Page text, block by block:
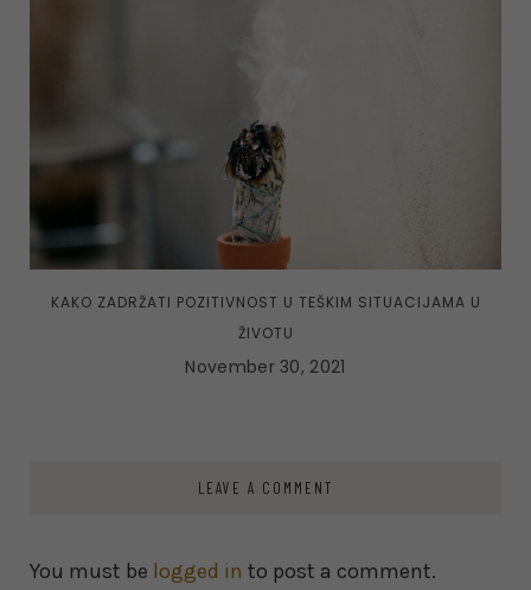
KAKO ZADRŽATI POZITIVNOST U TEŠKIM SITUACIJAMA U
ŽIVOTU
November 30, 2021
LEAVE A COMMENT
You must be logged in to post a comment.